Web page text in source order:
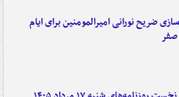
ضریح نورانی امیرالمومنین برای ایام
صفر